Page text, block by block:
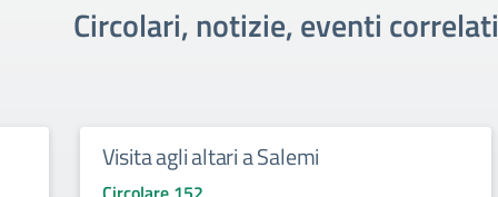
Circolari, notizie, eventi correlati
Visita agli altari a Salemi